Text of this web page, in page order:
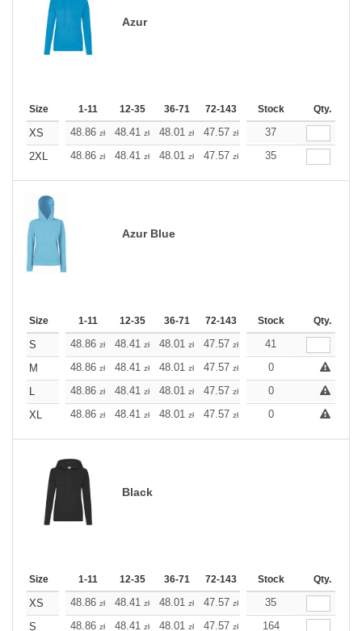
Azur
Size 1-11 12-35 36-71 72-143 144-287 288 +
Stock Qty.
XS 48.86 zł 48.41 zł 48.01 zł 47.57 zł 47.12
37
2XL
48.86 zł 48.41 zł 48.01 zł 47.57 zł 47.12
35
Azur Blue
Size 1-11 12-35 36-71 72-143 144-287 288 +
Stock Qty.
S 48.86 zł 48.41 zł 48.01 zł 47.57 zł 47.12
41
M
48.86 zł 48.41 zł 48.01 zł 47.57 zł 47.12 47.12zł
0
L
48.86 zł 48.41 zł 48.01 zł 47.57 zł 47.12 47.12zł
0
XL
48.86 zł 48.41 zł 48.01 zł 47.57 zł 47.12 47.12zł
0
Black
Size 1-11 12-35 36-71 72-143 144-287 288 +
Stock Qty.
XS 48.86 zł 48.41 zł 48.01 zł 47.57 zł 47.12
35
S
48.86 zł 48.41 zł 48.01 zł 47.57 zł 47.12zł
164